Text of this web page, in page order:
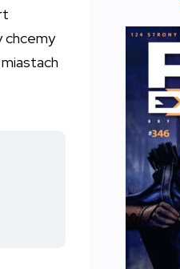
chcemy